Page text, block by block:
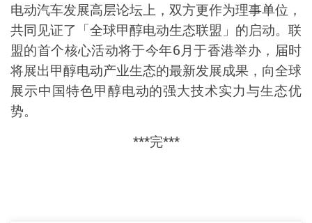
电动汽车发展高层论坛上，双方更作为理事单位，
共同见证了「全球甲醇电动生态联盟」的启动。联
盟的首个核心活动将于今年6月于香港举办，届时
将展出甲醇电动产业生态的最新发展成果，向全球
展示中国特色甲醇电动的强大技术实力与生态优
势。
***完***